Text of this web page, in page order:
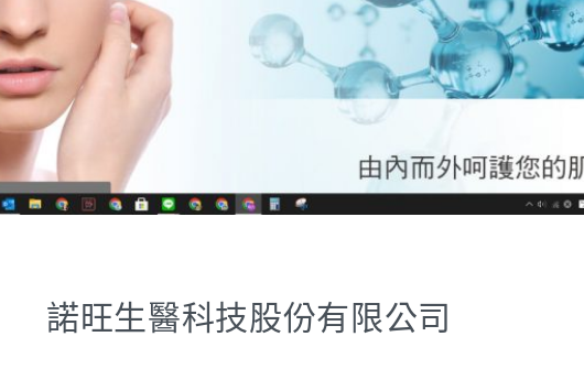
諾旺生醫科技股份有限公司